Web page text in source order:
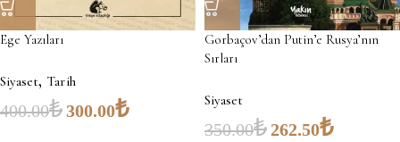
Ege Yazıları
Siyaset, Tarih
400.00₺300.00₺
Gorbaçov’dan Putin’e Rusya’nın
Sırları
Siyaset
350.00₺262.50₺